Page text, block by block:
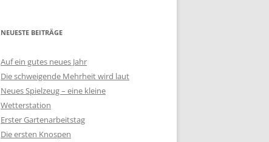
NEUESTE BEITRÄGE
Auf ein gutes neues Jahr
Die schweigende Mehrheit wird laut
Neues Spielzeug – eine kleine
Wetterstation
Erster Gartenarbeitstag
Die ersten Knospen